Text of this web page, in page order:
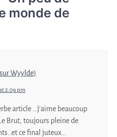
monde de
Wyylde)
2:09 pm
article …j’aime beaucoup
Brut, toujours pleine de
ce final juteux…